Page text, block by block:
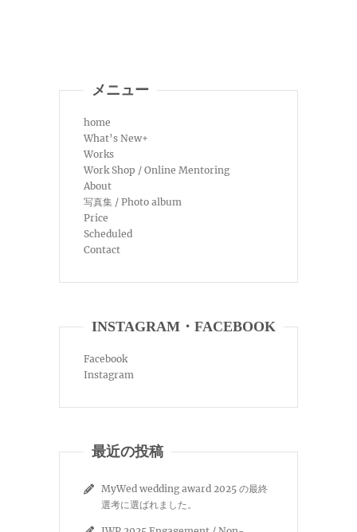
メニュー
home
What’s New+
Works
Work Shop / Online Mentoring
About
写真集 / Photo album
Price
Scheduled
Contact
INSTAGRAM・FACEBOOK
Facebook
Instagram
最近の投稿
MyWed wedding award 2025 の最終
選考に選ばれました。